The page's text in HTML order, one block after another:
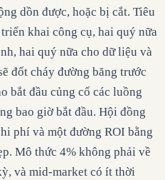
dồn được, hoặc bị cắt. Tiêu
khai công cụ, hai quý nữa
hai quý nữa cho dữ liệu và
đốt cháy đường băng trước
bắt đầu củng cố các luồng
bao giờ bắt đầu. Hội đồng
phí và một đường ROI bằng
Mô thức 4% không phải về
và mid-market có ít thời